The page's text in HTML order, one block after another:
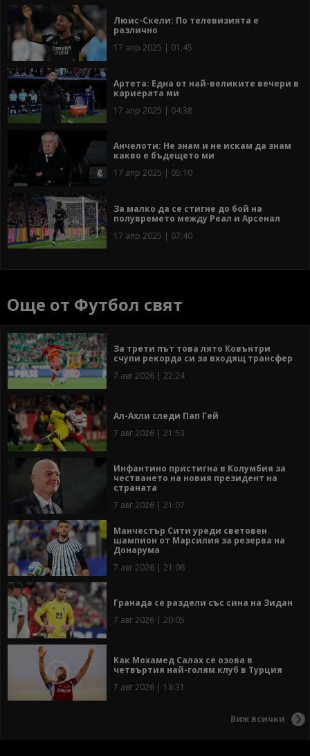
Люис-Скели: По телевизията е
различно
17 апр 2025 | 01:45
Артета: Една от най-великите вечери в
кариерата ми
17 апр 2025 | 04:38
Анчелоти: Не знам и не искам да знам
какво е бъдещето ми
17 апр 2025 | 05:10
За малко да се стигне до бой на
полувремето между Реал и Арсенал
17 апр 2025 | 07:40
Още от Футбол свят
За трети път това лято Ковънтри
счупи рекорда си за входящ трансфер
7 авг 2026 | 22:24
Ал-Ахли следи Пап Гей
7 авг 2026 | 21:53
Инфантино пристигна в Колумбия за
честването на новия президент на
страната
7 авг 2026 | 21:07
Манчестър Сити уреди световен
шампион от Марсилия за резерва на
Донарума
7 авг 2026 | 21:06
Гранада се раздели със сина на Зидан
7 авг 2026 | 20:05
Как Мохамед Салах се озова в
четвъртия най-голям клуб в Турция
7 авг 2026 | 18:31
Виж всички